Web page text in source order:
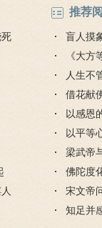
推荐
盲人摸
《大
人生不
对待
借花献
灯佛
以感恩
以平等
梁武帝
是哪个
佛陀度
宋文帝
知足并